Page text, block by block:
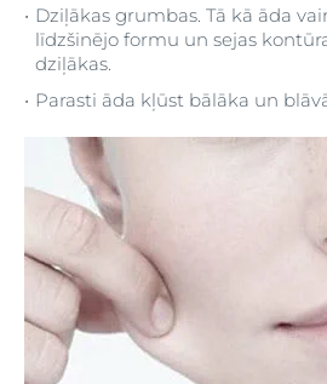
Dziļākas grumbas. Tā kā āda
līdzšinējo formu un sejas
dziļākas.
Parasti āda kļūst bālāka un